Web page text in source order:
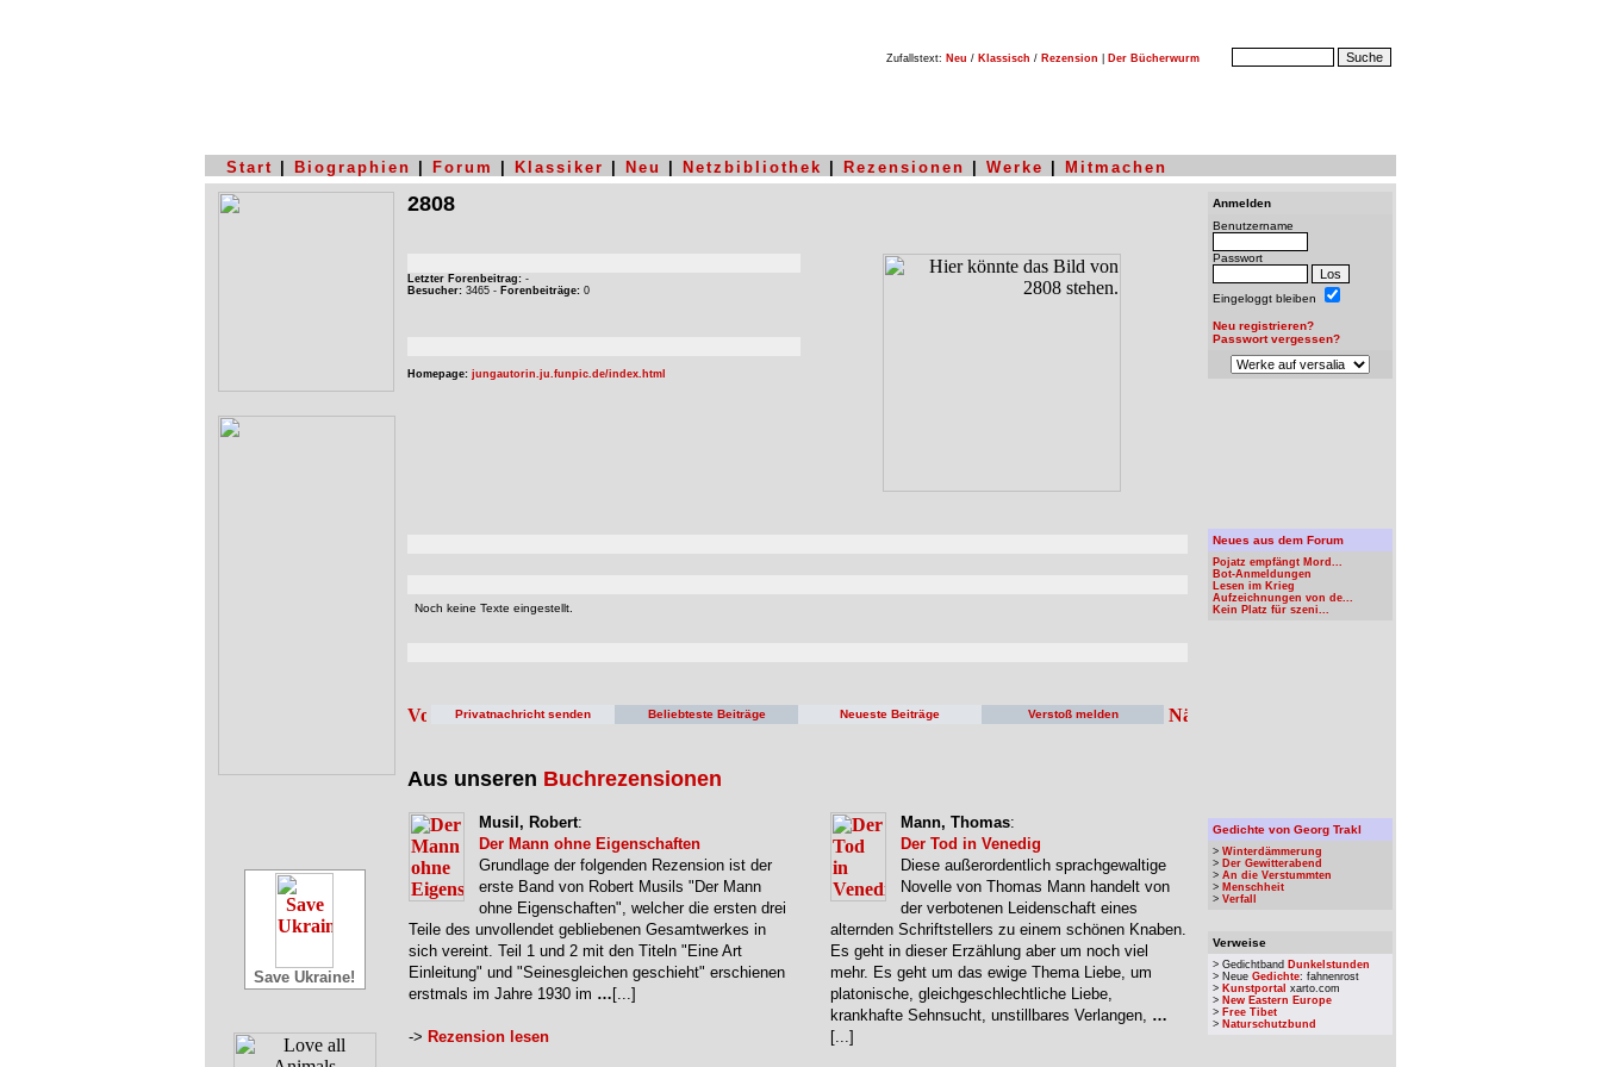
Zufallstext: Neu / Klassisch / Rezension Der Bücherwurm
Start Biographien Forum Klassiker Neu Netzbibliothek Rezensionen Werke Mitmachen
Save Ukraine!
2808
Letzter Forenbeitrag: -
Besucher: 3465 - Forenbeiträge: 0
Homepage: jungautorin.ju.funpic.de/index.html
Noch keine Texte eingestellt.
Privatnachricht senden Beliebteste Beiträge Neueste Beiträge Verstoß melden
Aus unseren Buchrezensionen
Musil, Robert:
Der Mann ohne Eigenschaften
Grundlage der folgenden Rezension ist der
erste Band von Robert Musils "Der Mann
ohne Eigenschaften", welcher die ersten drei
Teile des unvollendet gebliebenen Gesamtwerkes in
sich vereint. Teil 1 und 2 mit den Titeln "Eine Art
Einleitung" und "Seinesgleichen geschieht" erschienen
erstmals im Jahre 1930 im … [...]
-> Rezension lesen
Mann, Thomas:
Der Tod in Venedig
Diese außerordentlich sprachgewaltige
Novelle von Thomas Mann handelt von
der verbotenen Leidenschaft eines
alternden Schriftstellers zu einem schönen Knaben.
Es geht in dieser Erzählung aber um noch viel
mehr. Es geht um das ewige Thema Liebe, um
platonische, gleichgeschlechtliche Liebe,
krankhafte Sehnsucht, unstillbares Verlangen, …
[...]
Anmelden
Benutzername
Passwort
Eingeloggt bleiben
Neu registrieren?
Passwort vergessen?
Neues aus dem Forum
Pojatz empfängt Mord...
Bot-Anmeldungen
Lesen im Krieg
Aufzeichnungen von de...
Kein Platz für szeni...
Gedichte von Georg Trakl
> Winterdämmerung
> Der Gewitterabend
> An die Verstummten
> Menschheit
> Verfall
Verweise
> Gedichtband Dunkelstunden
> Neue Gedichte: fahnenrost
> Kunstportal xarto.com
> New Eastern Europe
> Free Tibet
> Naturschutzbund